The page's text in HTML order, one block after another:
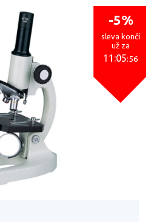
-5%
sleva končí
už za
11:05:56